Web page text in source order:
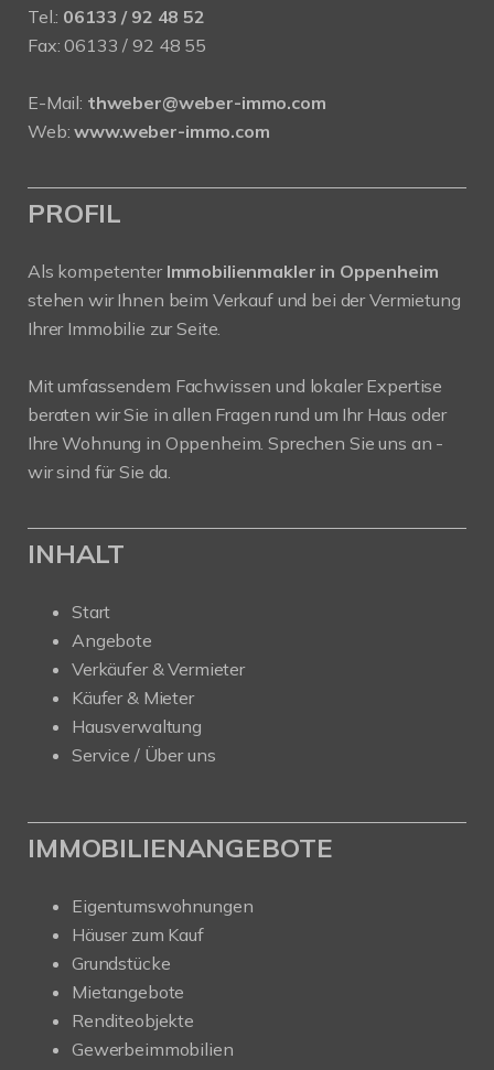
Tel.: 06133 / 92 48 52
Fax: 06133 / 92 48 55
E-Mail: thweber@weber-immo.com
Web:www.weber-immo.com
PROFIL
Als kompetenter Immobilienmakler in Oppenheim
stehen wir Ihnen beim Verkauf und bei der Vermietung
Ihrer Immobilie zur Seite.
Mit umfassendem Fachwissen und lokaler Expertise
beraten wir Sie in allen Fragen rund um Ihr Haus oder
Ihre Wohnung in Oppenheim. Sprechen Sie uns an -
wir sind für Sie da.
INHALT
Start
Angebote
Verkäufer & Vermieter
Käufer & Mieter
Hausverwaltung
Service / Über uns
IMMOBILIENANGEBOTE
Eigentumswohnungen
Häuser zum Kauf
Grundstücke
Mietangebote
Renditeobjekte
Gewerbeimmobilien